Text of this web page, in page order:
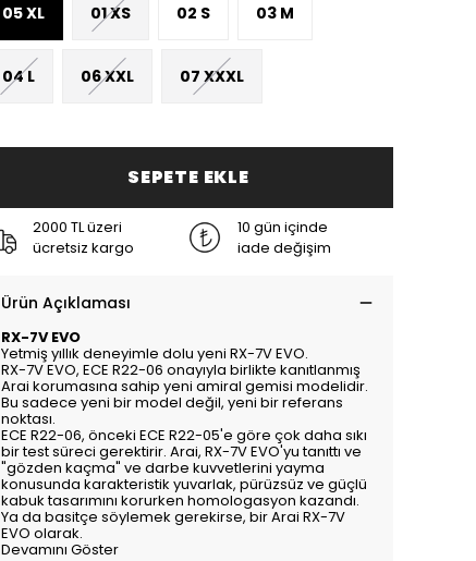
05 XL 01 XS 02 S 03 M
04 L 06 XXL 07 XXXL
SEPETE EKLE
2000 TL üzeri
ücretsiz kargo
10 gün içinde
iade değişim
Ürün Açıklaması
RX-7V EVO
Yetmiş yıllık deneyimle dolu yeni RX-7V EVO.
RX-7V EVO, ECE R22-06 onayıyla birlikte kanıtlanmış
Arai korumasına sahip yeni amiral gemisi modelidir.
Bu sadece yeni bir model değil, yeni bir referans
noktası.
ECE R22-06, önceki ECE R22-05'e göre çok daha sıkı
bir test süreci gerektirir. Arai, RX-7V EVO'yu tanıttı ve
"gözden kaçma" ve darbe kuvvetlerini yayma
konusunda karakteristik yuvarlak, pürüzsüz ve güçlü
kabuk tasarımını korurken homologasyon kazandı.
Ya da basitçe söylemek gerekirse, bir Arai RX-7V
EVO olarak.
Devamını Göster